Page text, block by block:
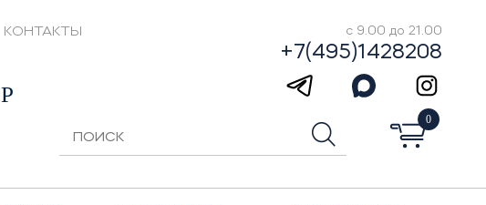
КОНТАКТЫ с 9.00 до 21.00
+7(495)1428208
0